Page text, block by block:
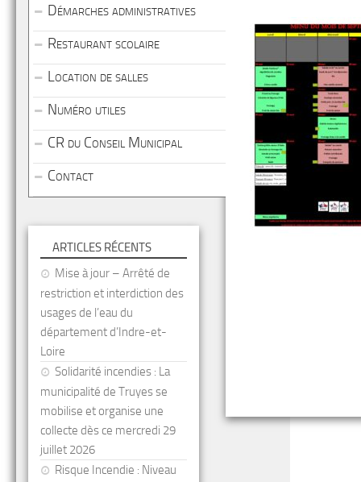
Démarches administratives
Restaurant scolaire
Location de salles
Numéro utiles
CR du Conseil Municipal
Contact
ARTICLES RÉCENTS
Mise à jour – Arrêté de
restriction et interdiction des
usages de l’eau du
département d’Indre-et-
Loire
Solidarité incendies : La
municipalité de Truyes se
mobilise et organise une
collecte dès ce mercredi 29
juillet 2026
Risque Incendie : Niveau